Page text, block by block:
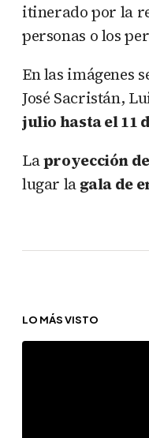
itinerado por la
personas o los
En las imágenes
José Sacristán,
julio hasta el 11
Laproyección
lugar lagala de
LO MÁS VISTO